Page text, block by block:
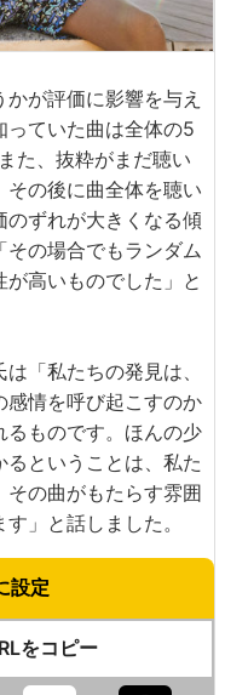
が評価に影響を与え
っていた曲は全体の5
た、抜粋がまだ聴い
の後に曲全体を聴い
ずれが大きくなる傾
の場合でもランダム
高いものでした」と
「私たちの発見は、
感情を呼び起こすのか
るものです。ほんの少
ということは、私た
の曲がもたらす雰囲
」と話しました。
設定
をコピー